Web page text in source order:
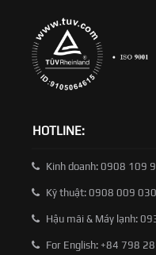
HOTLINE:
Kinh doanh: 0908 109
Kỹ thuật: 0908 009
Hậu mãi & Máy lạnh:
For English: +84 798